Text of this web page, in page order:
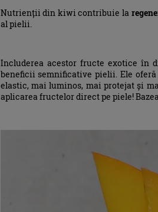
Nutrienții din kiwi contribuie la
al pielii.
Includerea acestor fructe exotice în
beneficii semnificative pielii. Ele
elastic, mai luminos, mai protejat și
aplicarea fructelor direct pe piele!